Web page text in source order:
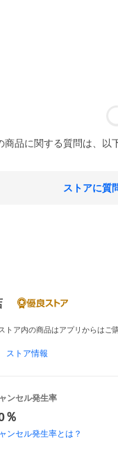
商品に関する質問は、以
ストアに質
ア内の商品はアプリからはご
ストア情報
ンセル発生率
％
ンセル発生率とは？